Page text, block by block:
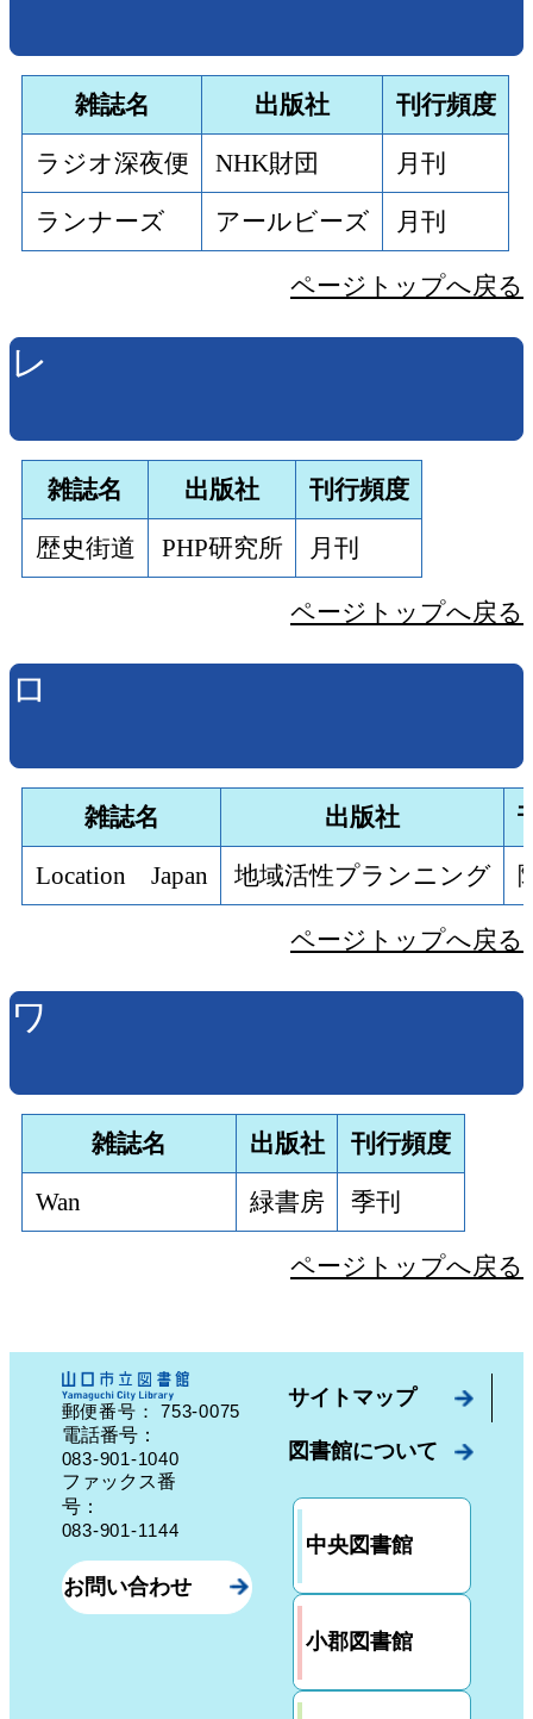
雑誌名 出版社 刊行頻度
ラジオ深夜便 NHK財団 月刊
ランナーズ アールビーズ 月刊
ページトップへ戻る
レ
雑誌名 出版社 刊行頻度
歴史街道 PHP研究所 月刊
ページトップへ戻る
ロ
雑誌名 出版社
Location Japan 地域活性プランニング
ページトップへ戻る
ワ
雑誌名 出版社 刊行頻度
Wan 緑書房 季刊
ページトップへ戻る
郵便番号：753-0075 山口県山口市中園町７番７号
電話番号：
083-901-1040
ファックス番
号：
083-901-1144
お問い合わせ
サイトマップ
図書館について
中央図書館
小郡図書館